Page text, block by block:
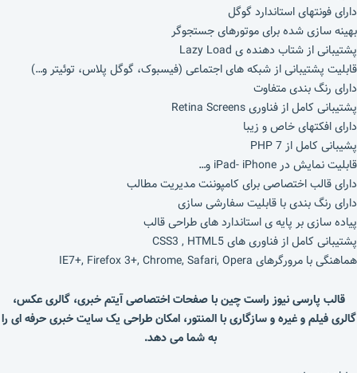
دارای فونتهای استاندارد گوگل
بهینه سازی شده برای موتورهای جستجوگر
پشتیبانی از شتاب دهنده ی Lazy Load
قابلیت پشتیبانی از شبکه های اجتماعی (فیسبوک، گوگل پلاس، توئیتر و…)
دارای رنگ بندی متفاوت
پشتیبانی کامل از فناوری Retina Screens
دارای افکتهای خاص و زیبا
پشیبانی کامل از PHP 7
قابلیت نمایش در iPad- iPhone و…
دارای قالب اختصاصی برای کامپوننت مدیریت مطالب
دارای رنگ بندی با قابلیت سفارشی سازی
پیاده سازی بر پایه ی استاندارد های طراحی قالب
پشتیبانی کامل از فناوری های CSS3 , HTML5
هماهنگی با مرورگرهای IE7+, Firefox 3+, Chrome, Safari, Opera
قالب پارسی نیوز راست چین با صفحات اختصاصی آیتم خبری، گالری عکس،
گالری فیلم و غیره و سازگاری با المنتور، امکان طراحی یک سایت خبری حرفه ای را
به شما می دهد.